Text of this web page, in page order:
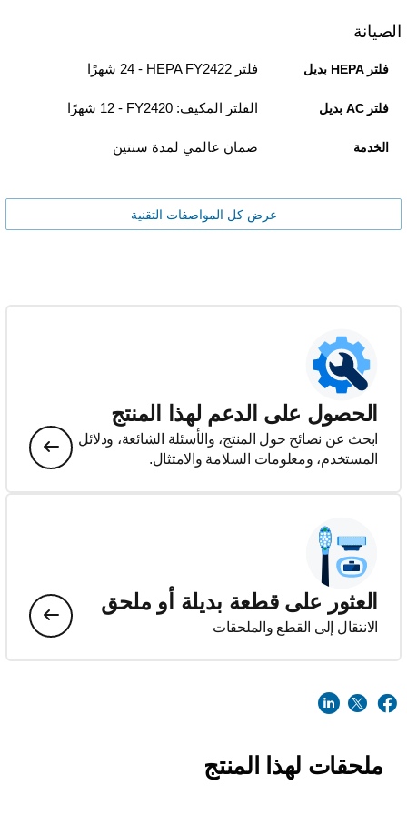
الصيانة
فلتر HEPA بديل فلتر HEPA FY2422 -‏ 24 شهرًا
فلتر AC بديل الفلتر المكيف: FY2420 -‏ 12 شهرًا
الخدمة ضمان عالمي لمدة سنتين
عرض كل المواصفات التقنية
الحصول على الدعم لهذا المنتج
ابحث عن نصائح حول المنتج، والأسئلة الشائعة، ودلائل
المستخدم، ومعلومات السلامة والامتثال.
العثور على قطعة بديلة أو ملحق
الانتقال إلى القطع والملحقات
ملحقات لهذا المنتج